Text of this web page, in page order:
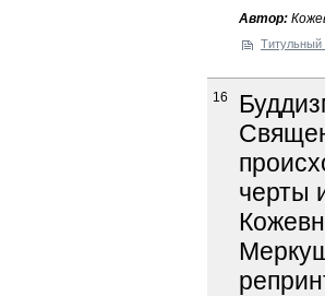
Автор:
Титульный
16
черты